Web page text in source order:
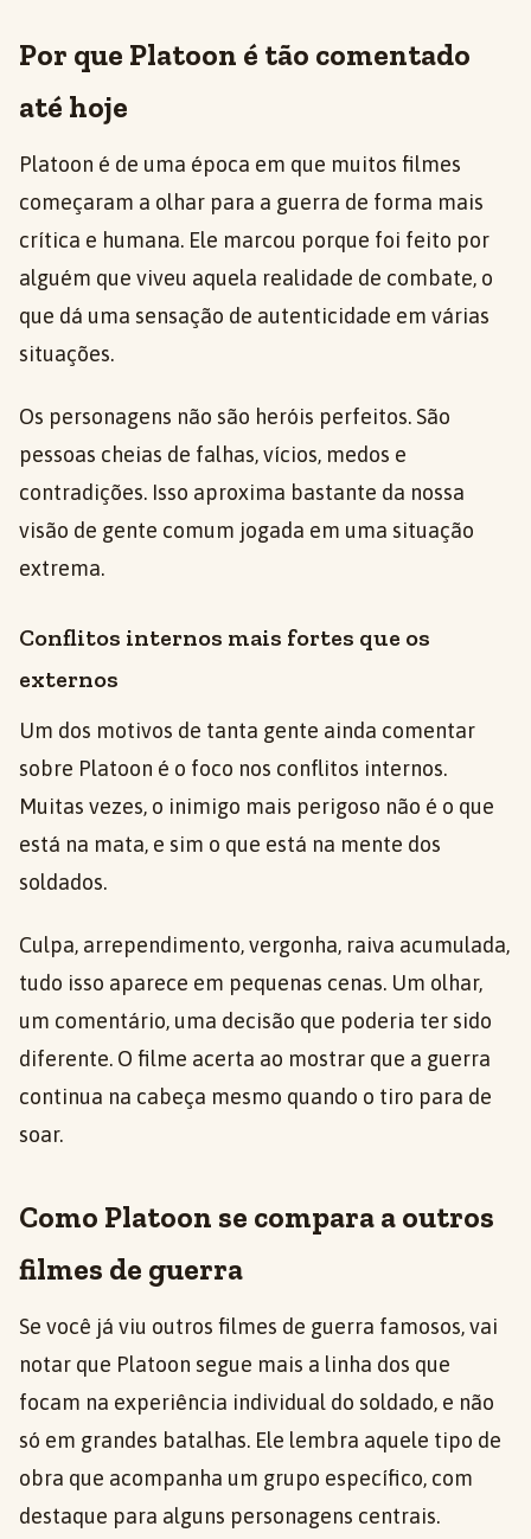
Por que Platoon é tão comentado
até hoje
Platoon é de uma época em que muitos filmes
começaram a olhar para a guerra de forma mais
crítica e humana. Ele marcou porque foi feito por
alguém que viveu aquela realidade de combate, o
que dá uma sensação de autenticidade em várias
situações.
Os personagens não são heróis perfeitos. São
pessoas cheias de falhas, vícios, medos e
contradições. Isso aproxima bastante da nossa
visão de gente comum jogada em uma situação
extrema.
Conflitos internos mais fortes que os
externos
Um dos motivos de tanta gente ainda comentar
sobre Platoon é o foco nos conflitos internos.
Muitas vezes, o inimigo mais perigoso não é o que
está na mata, e sim o que está na mente dos
soldados.
Culpa, arrependimento, vergonha, raiva acumulada,
tudo isso aparece em pequenas cenas. Um olhar,
um comentário, uma decisão que poderia ter sido
diferente. O filme acerta ao mostrar que a guerra
continua na cabeça mesmo quando o tiro para de
soar.
Como Platoon se compara a outros
filmes de guerra
Se você já viu outros filmes de guerra famosos, vai
notar que Platoon segue mais a linha dos que
focam na experiência individual do soldado, e não
só em grandes batalhas. Ele lembra aquele tipo de
obra que acompanha um grupo específico, com
destaque para alguns personagens centrais.